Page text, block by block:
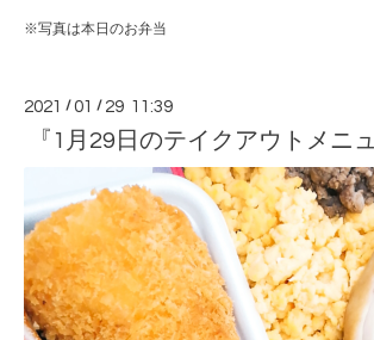
※写真は本日のお弁当
2021 /01 / 29 11:39
『1月29日のテイクアウトメニュ